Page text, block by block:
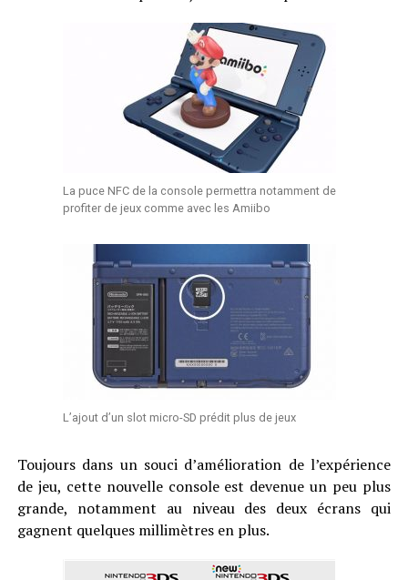
La puce NFC de la console permettra notamment de
profiter de jeux comme avec les Amiibo
L’ajout d’un slot micro-SD prédit plus de jeux
Toujours dans un souci d’amélioration de l’expérience
de jeu, cette nouvelle console est devenue un peu plus
grande, notamment au niveau des deux écrans qui
gagnent quelques millimètres en plus.